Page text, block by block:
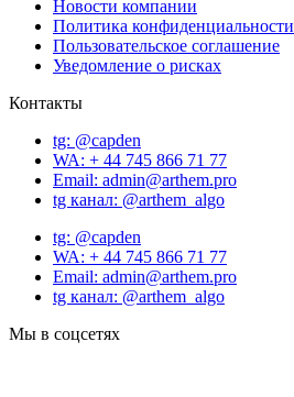
Новости компании
Политика конфиденциальности
Пользовательское соглашение
Уведомление о рисках
Контакты
tg: @capden
WA: + 44 745 866 71 77
Email: admin@arthem.pro
tg канал: @arthem_algo
tg: @capden
WA: + 44 745 866 71 77
Email: admin@arthem.pro
tg канал: @arthem_algo
Мы в соцсетях